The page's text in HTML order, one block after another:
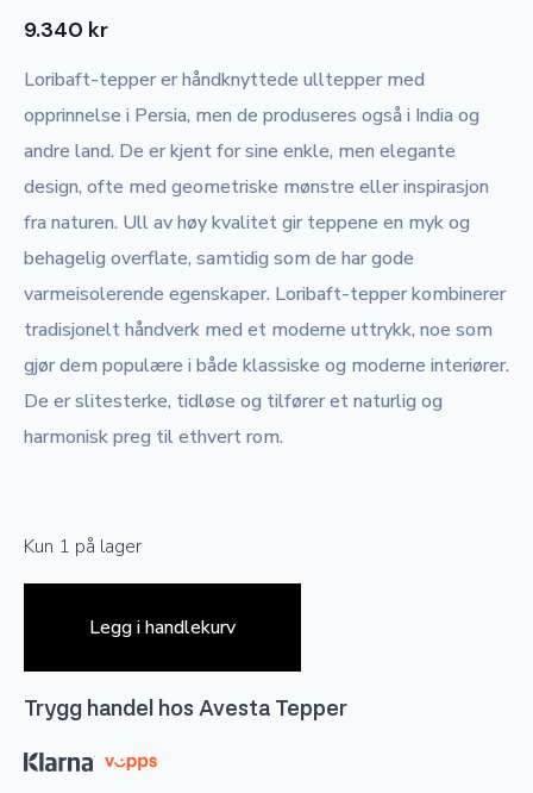
9.340 kr
Loribaft-tepper er håndknyttede ulltepper med
opprinnelse i Persia, men de produseres også i India og
andre land. De er kjent for sine enkle, men elegante
design, ofte med geometriske mønstre eller inspirasjon
fra naturen. Ull av høy kvalitet gir teppene en myk og
behagelig overflate, samtidig som de har gode
varmeisolerende egenskaper. Loribaft-tepper kombinerer
tradisjonelt håndverk med et moderne uttrykk, noe som
gjør dem populære i både klassiske og moderne interiører.
De er slitesterke, tidløse og tilfører et naturlig og
harmonisk preg til ethvert rom.
Kun 1 på lager
Legg i handlekurv
Trygg handel hos Avesta Tepper